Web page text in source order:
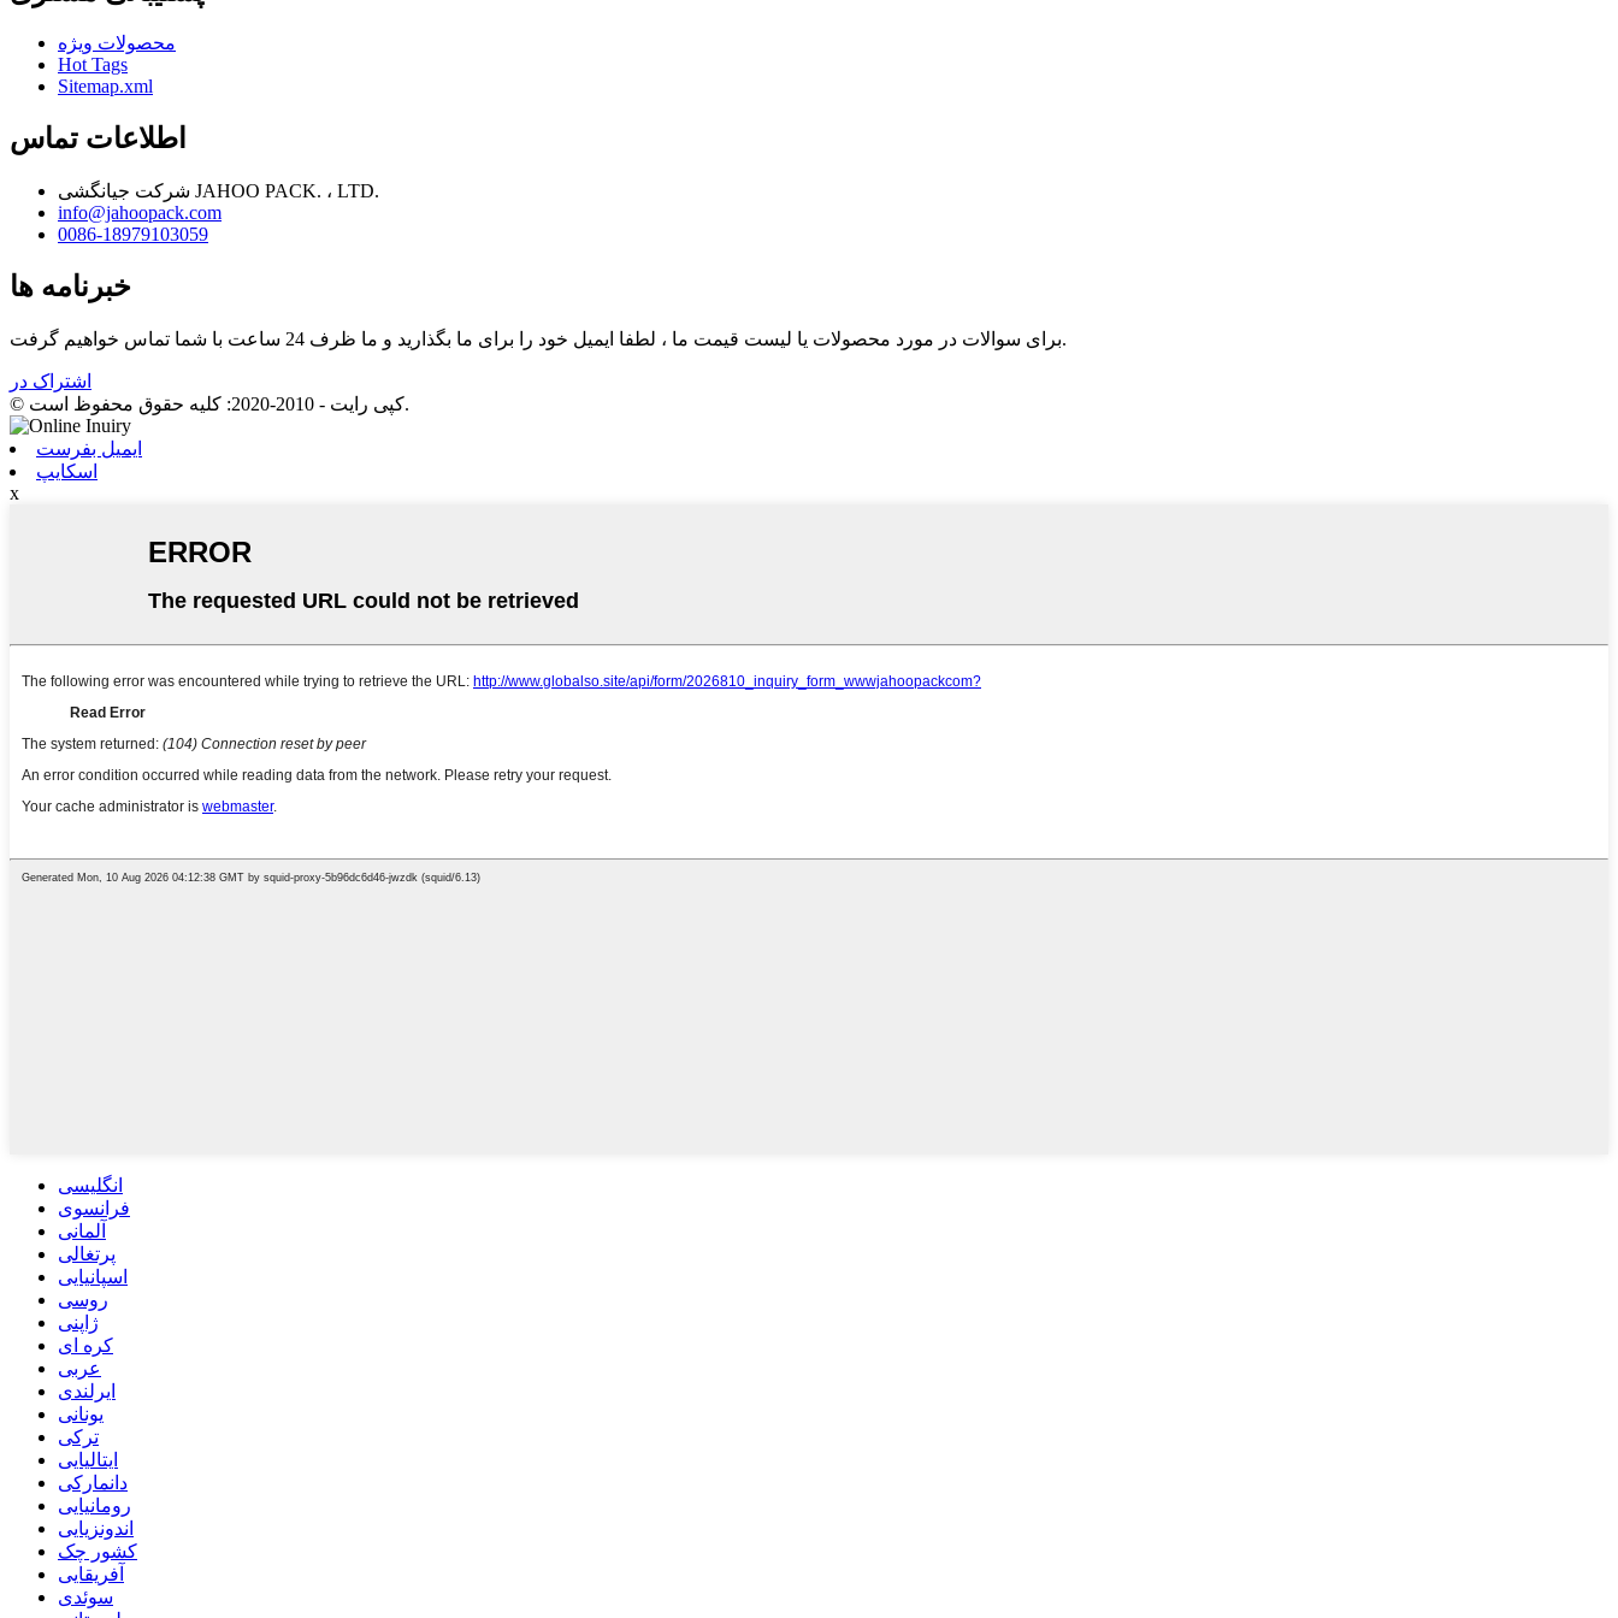
محصولات ویژه
Hot Tags
Sitemap.xml
اطلاعات تماس
شرکت جیانگشی JAHOO PACK. ، LTD.
info@jahoopack.com
0086-18979103059
خبرنامه ها
برای سوالات در مورد محصولات یا لیست قیمت ما ، لطفا ایمیل خود را برای ما بگذارید و ما ظرف 24 ساعت با شما تماس خواهیم گرفت.
اشتراک در
© کپی رایت - 2010-2020: کلیه حقوق محفوظ است.
ایمیل بفرست
اسکایپ
x
انگلیسی
فرانسوی
آلمانی
پرتغالی
اسپانیایی
روسی
ژاپنی
کره ای
عربی
ایرلندی
یونانی
ترکی
ایتالیایی
دانمارکی
رومانیایی
اندونزیایی
کشور چک
آفریقایی
سوئدی